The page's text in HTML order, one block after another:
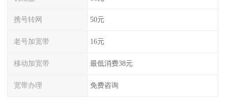
携号转网 50元
老号加宽带 16元
移动加宽带 最低消费38元
宽带办理 免费咨询